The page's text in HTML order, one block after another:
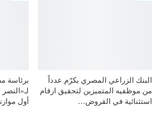
البنك الزراعي المصري يكرّم عدداً
من موظفيه المتميزين لتحقيق ارقام
استثنائية في القروض…
برئاسة
أول